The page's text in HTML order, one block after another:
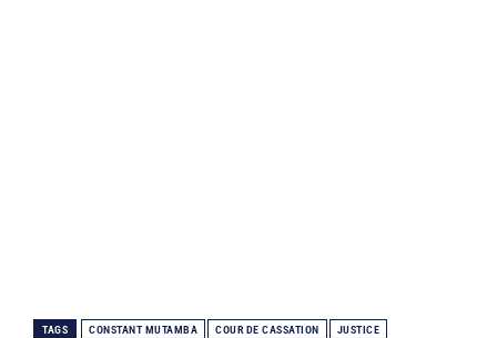
TAGS CONSTANT MUTAMBA COUR DE CASSATION JUSTICE